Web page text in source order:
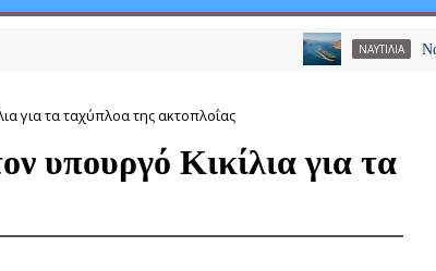
ΝΑΥΤΙΛΙΑ Ναυτιλία:
για τα ταχύπλοα της ακτοπλοΐας
υπουργό Κικίλια για τα